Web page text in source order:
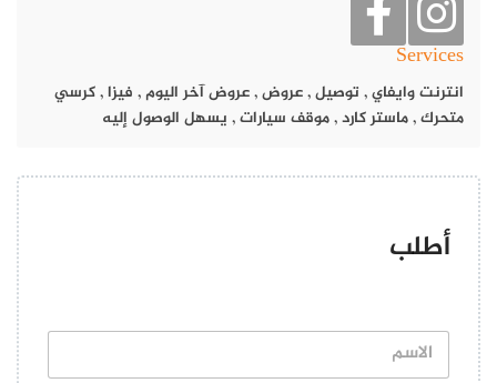
ويقدم هذا المطعم ألذ المأكولات اللبنانية، مثل: أطباق اللحوم المشوية
واللحم بالعجين وفتة الحمص وشوربة الدجاج والسي فود والكفتة.
Services
انترنت وايفاي, توصيل,عروض,عروض آخر اليوم, فيزا,كرسي
متحرك,ماستر كارد,موقف سيارات, يسهل الوصول إليه
أطلب
ا